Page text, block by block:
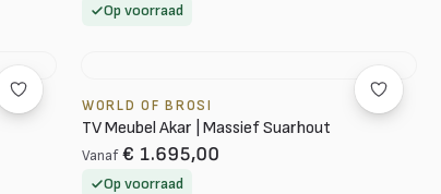
Op voorraad
WORLD OF BROSI
TV Meubel Akar | Massief Suarhout
Vanaf € 1.695,00
Op voorraad